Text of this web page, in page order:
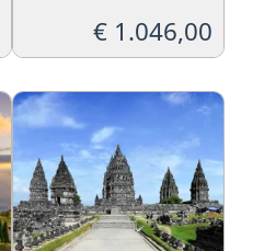
€ 1.046,00